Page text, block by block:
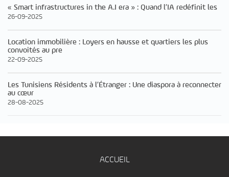
« Smart infrastructures in the A.I era » : Quand l’IA redéfinit les
26-09-2025
Location immobilière : Loyers en hausse et quartiers les plus
convoités au pre
22-09-2025
Les Tunisiens Résidents à l’Étranger : Une diaspora à reconnecter
au cœur
28-08-2025
ACCUEIL